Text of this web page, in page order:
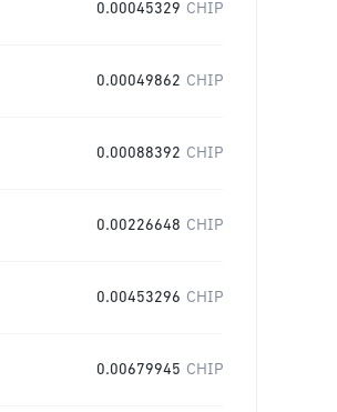
0.00045329 CHIP
0.00049862 CHIP
0.00088392 CHIP
0.00226648 CHIP
0.00453296 CHIP
0.00679945 CHIP